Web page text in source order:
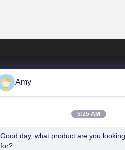
Link Veloci
Amy
5:25 AM
Good day, what product are you looking
for?